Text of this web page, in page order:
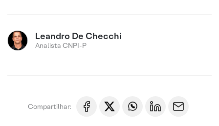
Leandro De Checchi
Analista CNPI-P
Compartilhar: